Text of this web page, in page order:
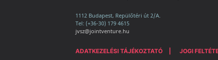
1112 Budapest, Repülőtéri út 2/A.
Tel: (+36-30) 179 4615
jvsz@jointventure.hu
ADATKEZELÉSI TÁJÉKOZTATÓ JOGI